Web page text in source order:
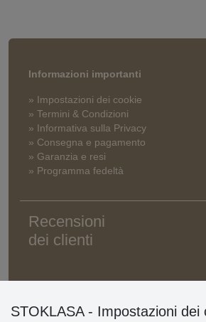
Informazioni importanti
» Impostazioni dei cookie
» Termini & Condizioni
» Informativa sulla Privacy
» Consegna e pagamento
» Garanzia e resi
» Programma fedeltà
Recensioni
dei clienti
STOKLASA - Impostazioni dei